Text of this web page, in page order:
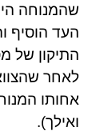
שהמנוחה
העד הוסיף
התיקון של
לאחר
ואילך).